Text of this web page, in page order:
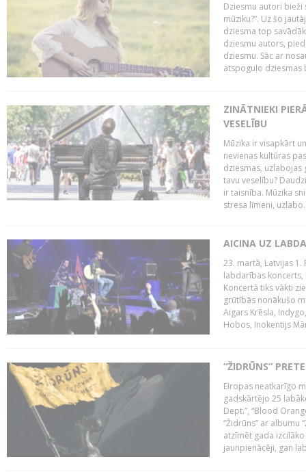
Dziesmu autori bieži
mūziku?”. Uz šo
dziesma top
dziesmu autors,
dziesmu. Sāc ar
atspoguļo dziesmas
ZINĀTNIEKI
VESELĪBU
Mūzika ir visapkārt
nevienas kultūras
dziesmas, uzlabojas
tavu veselību?
ir taisnība. Mūzika
stresa līmeni,
AICINA UZ
23. martā, Latvijas 1.
labdarības koncerts,
Koncertā tiks vākti
grūtībās nonākušo
Aigars Krēsla,
Hobos, Inokentijs
“ŽIDRŪNS”
Eiropas neatkarīgo
gadskārtējo 25
Dept.”, “Blood
“Židrūns” ar albumu
atzīmēt gada
jaunpienācēji, gan